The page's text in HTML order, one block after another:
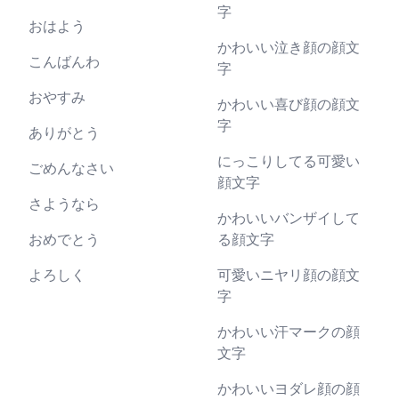
おはよう
こんばんわ
おやすみ
ありがとう
ごめんなさい
さようなら
おめでとう
よろしく
字
かわいい泣き顔の顔文
字
かわいい喜び顔の顔文
字
にっこりしてる可愛い
顔文字
かわいいバンザイして
る顔文字
可愛いニヤリ顔の顔文
字
かわいい汗マークの顔
文字
かわいいヨダレ顔の顔